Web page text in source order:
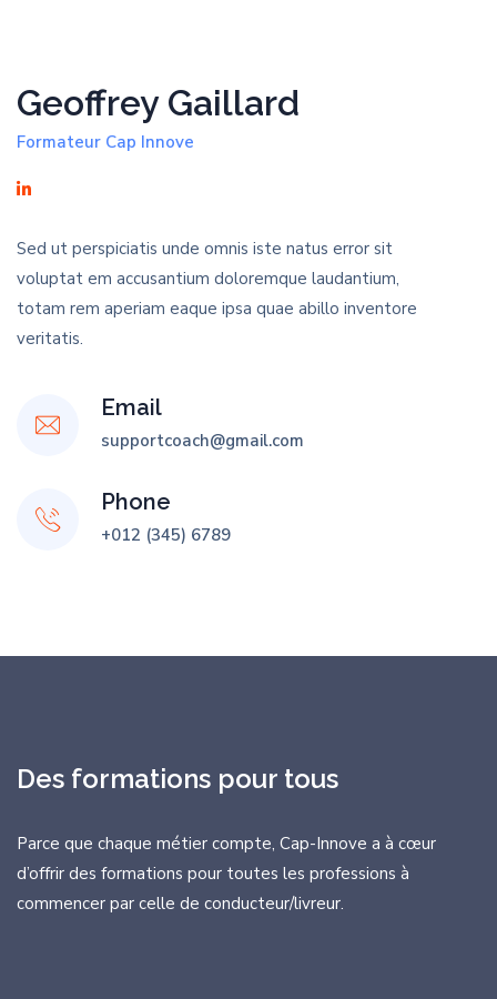
Geoffrey Gaillard
Formateur Cap Innove
Sed ut perspiciatis unde omnis iste natus error sit
voluptat em accusantium doloremque laudantium,
totam rem aperiam eaque ipsa quae abillo inventore
veritatis.
Email
supportcoach@gmail.com
Phone
+012 (345) 6789
Des formations pour tous
Parce que chaque métier compte, Cap-Innove a à cœur
d’offrir des formations pour toutes les professions à
commencer par celle de conducteur/livreur.